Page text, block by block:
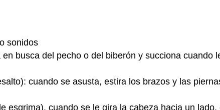
sonidos
en busca del pecho o del biberón y succiona cuando
cuando se asusta, estira los brazos y las
esgrima). cuando se le gira la cabeza hacia un